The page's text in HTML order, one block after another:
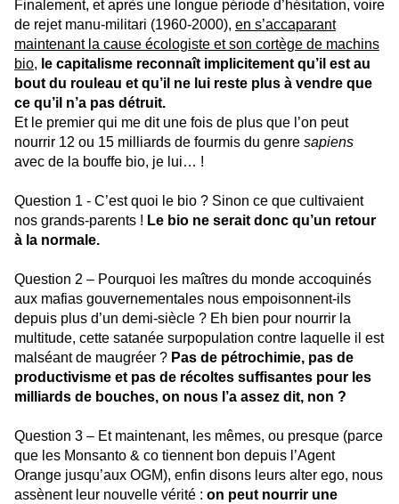
Finalement, et après une longue période d’hésitation, voire
de rejet manu-militari (1960-2000), en s’accaparant
maintenant la cause écologiste et son cortège de machins
bio, le capitalisme reconnaît implicitement qu’il est au
bout du rouleau et qu’il ne lui reste plus à vendre que
ce qu’il n’a pas détruit.
Et le premier qui me dit une fois de plus que l’on peut
nourrir 12 ou 15 milliards de fourmis du genre sapiens
avec de la bouffe bio, je lui… !
Question 1 - C’est quoi le bio ? Sinon ce que cultivaient
nos grands-parents ! Le bio ne serait donc qu’un retour
à la normale.
Question 2 – Pourquoi les maîtres du monde accoquinés
aux mafias gouvernementales nous empoisonnent-ils
depuis plus d’un demi-siècle ? Eh bien pour nourrir la
multitude, cette satanée surpopulation contre laquelle il est
malséant de maugréer ? Pas de pétrochimie, pas de
productivisme et pas de récoltes suffisantes pour les
milliards de bouches, on nous l’a assez dit, non ?
Question 3 – Et maintenant, les mêmes, ou presque (parce
que les Monsanto & co tiennent bon depuis l’Agent
Orange jusqu’aux OGM), enfin disons leurs alter ego, nous
assènent leur nouvelle vérité : on peut nourrir une